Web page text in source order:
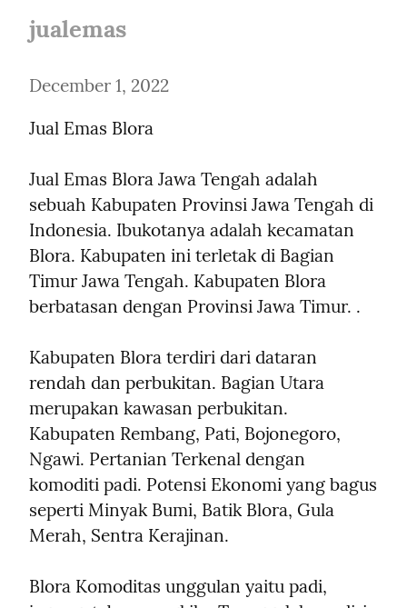
jualemas
December 1, 2022
Jual Emas Blora
Jual Emas Blora Jawa Tengah adalah
sebuah Kabupaten Provinsi Jawa Tengah di
Indonesia. Ibukotanya adalah kecamatan
Blora. Kabupaten ini terletak di Bagian
Timur Jawa Tengah. Kabupaten Blora
berbatasan dengan Provinsi Jawa Timur. .
Kabupaten Blora terdiri dari dataran
rendah dan perbukitan. Bagian Utara
merupakan kawasan perbukitan.
Kabupaten Rembang, Pati, Bojonegoro,
Ngawi. Pertanian Terkenal dengan
komoditi padi. Potensi Ekonomi yang bagus
seperti Minyak Bumi, Batik Blora, Gula
Merah, Sentra Kerajinan.
Blora Komoditas unggulan yaitu padi,